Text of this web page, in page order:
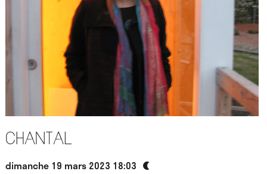
Chantal
dimanche 19 mars 2023 18:03